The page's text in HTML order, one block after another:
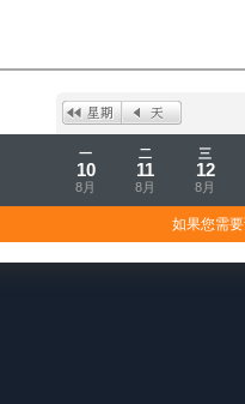
一
10
8月
二
11
8月
三
12
8月
如果您需